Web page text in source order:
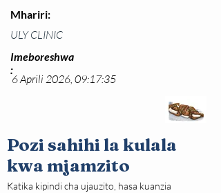
Mhariri:
ULY CLINIC
6 Aprili 2026, 09:17:35
Pozi sahihi la kulala
kwa mjamzito
Imeboreshwa
:
Katika kipindi cha ujauzito, hasa kuanzia